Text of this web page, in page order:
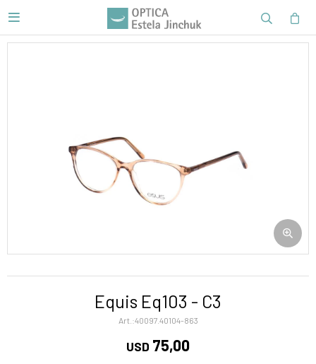

Equis Eq103 - C3
40097.40104-863
USD 75,00